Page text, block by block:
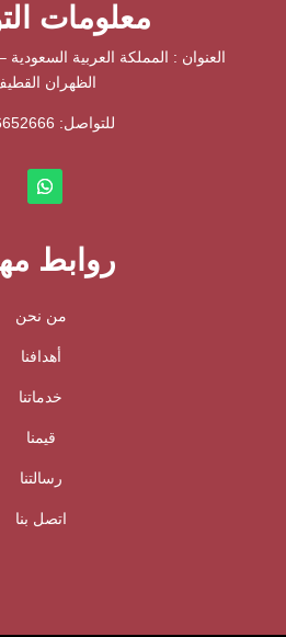
معلومات
العنوان : المملكة العربية السعودية
الظهران
للتواصل: ⁦
روابط
من نحن
أهدافنا
خدماتنا
قيمنا
رسالتنا
اتصل بنا